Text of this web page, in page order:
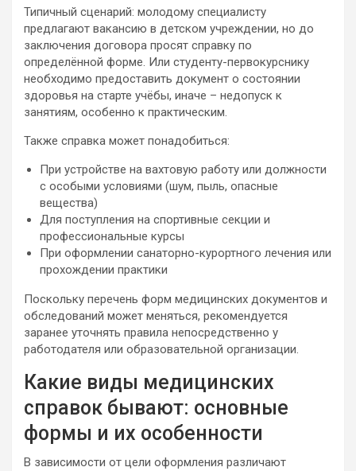
Типичный сценарий: молодому специалисту
предлагают вакансию в детском учреждении, но до
заключения договора просят справку по
определённой форме. Или студенту-первокурснику
необходимо предоставить документ о состоянии
здоровья на старте учёбы, иначе – недопуск к
занятиям, особенно к практическим.
Также справка может понадобиться:
При устройстве на вахтовую работу или должности
с особыми условиями (шум, пыль, опасные
вещества)
Для поступления на спортивные секции и
профессиональные курсы
При оформлении санаторно-курортного лечения или
прохождении практики
Поскольку перечень форм медицинских документов и
обследований может меняться, рекомендуется
заранее уточнять правила непосредственно у
работодателя или образовательной организации.
Какие виды медицинских
справок бывают: основные
формы и их особенности
В зависимости от цели оформления различают